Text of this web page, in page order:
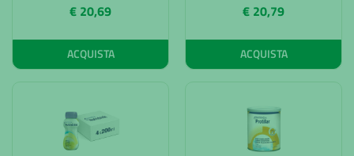
€ 20,69
ACQUISTA
€ 20,79
ACQUISTA